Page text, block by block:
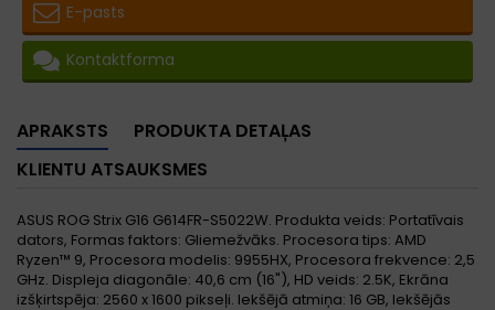
E-pasts
Kontaktforma
APRAKSTS
PRODUKTA DETAĻAS
KLIENTU ATSAUKSMES
ASUS ROG Strix G16 G614FR-S5022W. Produkta veids: Portatīvais
dators, Formas faktors: Gliemežvāks. Procesora tips: AMD
Ryzen™ 9, Procesora modelis: 9955HX, Procesora frekvence: 2,5
GHz. Displeja diagonāle: 40,6 cm (16"), HD veids: 2.5K, Ekrāna
izšķirtspēja: 2560 x 1600 pikseļi. Iekšējā atmiņa: 16 GB, Iekšējās